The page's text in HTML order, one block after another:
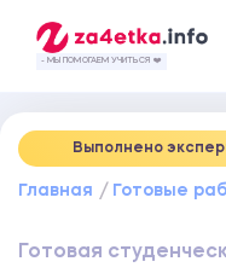
- МЫ ПОМОГАЕМ УЧИТЬСЯ ❤️
Выполнено
Главная Готовые
Готовая